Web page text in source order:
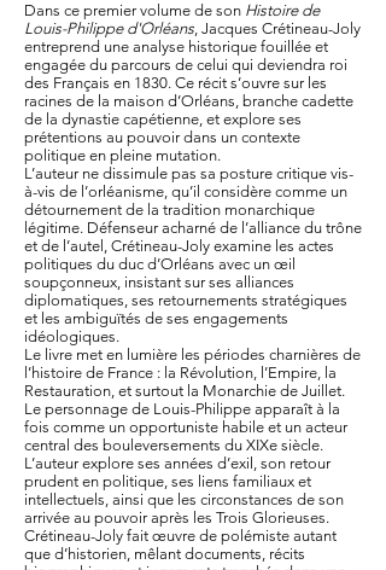
Dans ce premier volume de son Histoire de
Louis-Philippe d'Orléans, Jacques Crétineau-Joly
entreprend une analyse historique fouillée et
engagée du parcours de celui qui deviendra roi
des Français en 1830. Ce récit s’ouvre sur les
racines de la maison d’Orléans, branche cadette
de la dynastie capétienne, et explore ses
prétentions au pouvoir dans un contexte
politique en pleine mutation.
L’auteur ne dissimule pas sa posture critique vis-
à-vis de l’orléanisme, qu’il considère comme un
détournement de la tradition monarchique
légitime. Défenseur acharné de l’alliance du trône
et de l’autel, Crétineau-Joly examine les actes
politiques du duc d’Orléans avec un œil
soupçonneux, insistant sur ses alliances
diplomatiques, ses retournements stratégiques
et les ambiguïtés de ses engagements
idéologiques.
Le livre met en lumière les périodes charnières de
l’histoire de France : la Révolution, l’Empire, la
Restauration, et surtout la Monarchie de Juillet.
Le personnage de Louis-Philippe apparaît à la
fois comme un opportuniste habile et un acteur
central des bouleversements du XIXe siècle.
L’auteur explore ses années d’exil, son retour
prudent en politique, ses liens familiaux et
intellectuels, ainsi que les circonstances de son
arrivée au pouvoir après les Trois Glorieuses.
Crétineau-Joly fait œuvre de polémiste autant
que d’historien, mêlant documents, récits